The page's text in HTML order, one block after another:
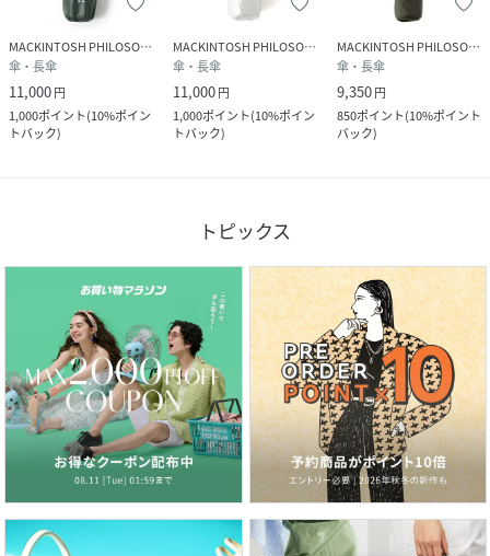
MACKINTOSH PHILOSOPHY
傘・長傘
11,000円
1,000ポイント(10%ポイン
トバック)
MACKINTOSH PHILOSOPHY
傘・長傘
11,000円
1,000ポイント(10%ポイン
トバック)
MACKINTOSH PHILOSOPHY
傘・長傘
9,350円
850ポイント(10%ポイント
バック)
トピックス